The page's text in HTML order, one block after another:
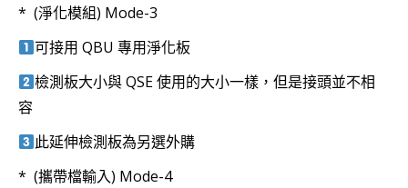
* (淨化模組) Mode-3
可接用 QBU 專用淨化板
檢測板大小與 QSE 使用的大小一樣，但是接頭並不相
容
此延伸檢測板為另選外購
* (攜帶檔輸入) Mode-4